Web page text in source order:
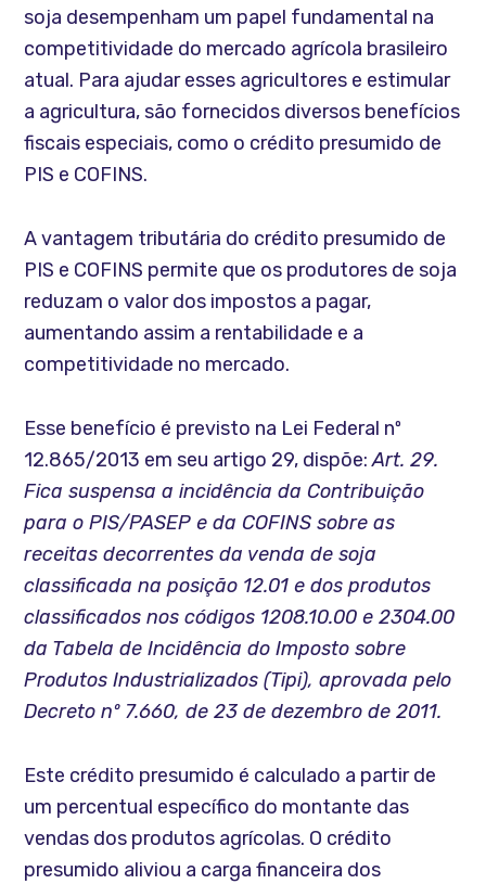
soja desempenham um papel fundamental na
competitividade do mercado agrícola brasileiro
atual. Para ajudar esses agricultores e estimular
a agricultura, são fornecidos diversos benefícios
fiscais especiais, como o crédito presumido de
PIS e COFINS.
A vantagem tributária do crédito presumido de
PIS e COFINS permite que os produtores de soja
reduzam o valor dos impostos a pagar,
aumentando assim a rentabilidade e a
competitividade no mercado.
Esse benefício é previsto na Lei Federal nº
12.865/2013 em seu artigo 29, dispõe:Art. 29.
Fica suspensa a incidência da Contribuição
para o PIS/PASEP e da COFINS sobre as
receitas decorrentes da venda de soja
classificada na posição 12.01 e dos produtos
classificados nos códigos 1208.10.00 e 2304.00
da Tabela de Incidência do Imposto sobre
Produtos Industrializados (Tipi), aprovada pelo
Decreto nº 7.660, de 23 de dezembro de 2011.
Este crédito presumido é calculado a partir de
um percentual específico do montante das
vendas dos produtos agrícolas. O crédito
presumido aliviou a carga financeira dos